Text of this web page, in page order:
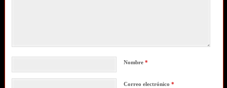
Nombre *
Correo electrónico *